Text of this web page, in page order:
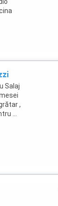
Salaj
,
...